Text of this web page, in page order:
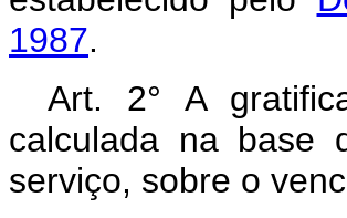
1987.
Art. 2° A
calculada na base
serviço, sobre o